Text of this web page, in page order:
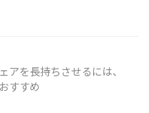
アを長持ちさせるには、
すすめ